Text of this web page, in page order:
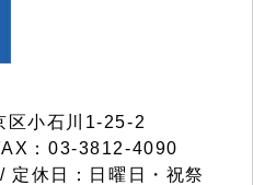
小石川1-25-2
：03-3812-4090
休日：日曜日・祝祭